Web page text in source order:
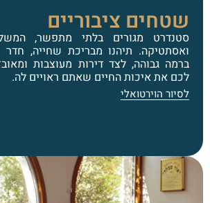
שטחים ציבוריים
סטנדרט מגורים בלתי מתפשר,
ואסתטיקה. תיהנו מבריכת שחייה,
ברמה גבוהה, לצד דירות מעוצבות
לכם את איכות החיים שאתם ראויים לה.
לסיור הוירטואלי